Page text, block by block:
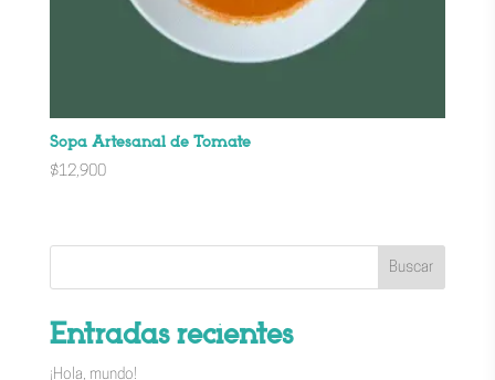
Sopa Artesanal de Tomate
$12,900
Buscar
Entradas recientes
¡Hola, mundo!